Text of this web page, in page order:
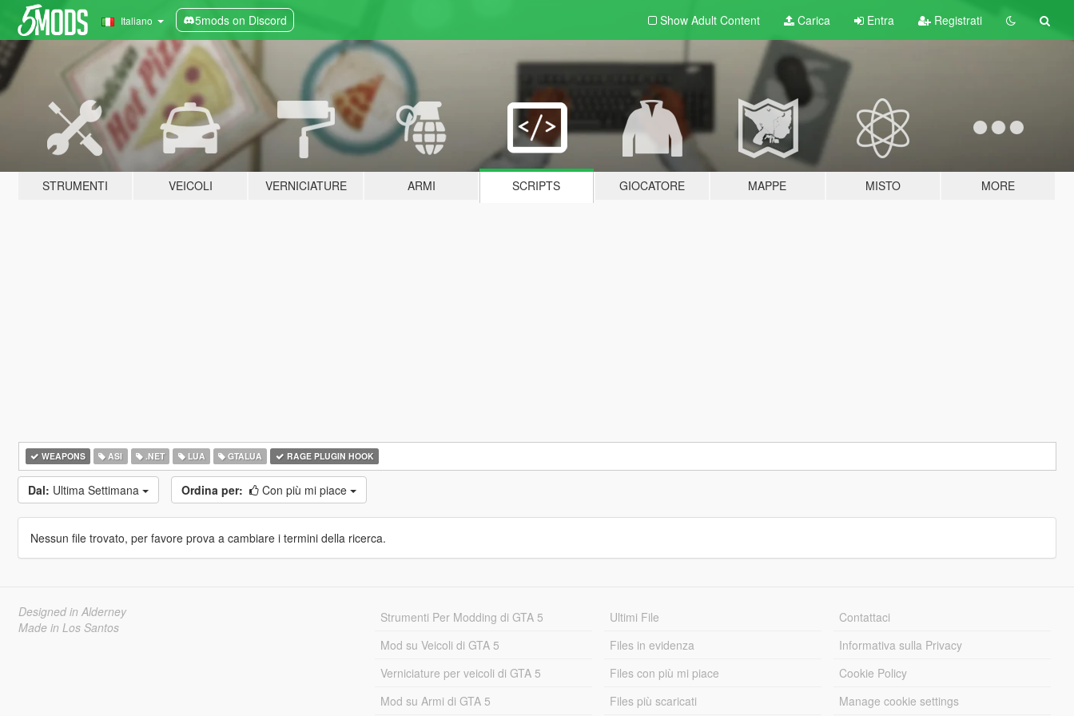
Italiano 5mods on Discord Show Adult Content Carica Entra Registrati
STRUMENTI VEICOLI VERNICIATURE ARMI SCRIPTS GIOCATORE MAPPE MISTO MORE
WEAPONS ASI .NET LUA GTALUA RAGE PLUGIN HOOK
Dal: Ultima Settimana Ordina per: Con più mi piace
Nessun file trovato, per favore prova a cambiare i termini della ricerca.
Designed in Alderney
Made in Los Santos
Strumenti Per Modding di GTA 5
Mod su Veicoli di GTA 5
Verniciature per veicoli di GTA 5
Mod su Armi di GTA 5
Ultimi File
Files in evidenza
Files con più mi piace
Files più scaricati
Contattaci
Informativa sulla Privacy
Cookie Policy
Manage cookie settings